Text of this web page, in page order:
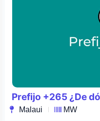
Prefijo +265 ¿De
Malaui MW